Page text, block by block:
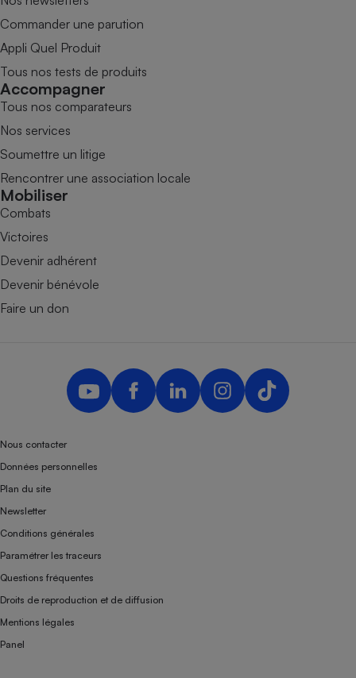
Commander une parution
Appli Quel Produit
Tous nos tests de produits
Accompagner
Tous nos comparateurs
Nos services
Soumettre un litige
Rencontrer une association locale
Mobiliser
Combats
Victoires
Devenir adhérent
Devenir bénévole
Faire un don
Nous contacter
Données personnelles
Plan du site
Newsletter
Conditions générales
Paramétrer les traceurs
Questions fréquentes
Droits de reproduction et de diffusion
Mentions légales
Panel